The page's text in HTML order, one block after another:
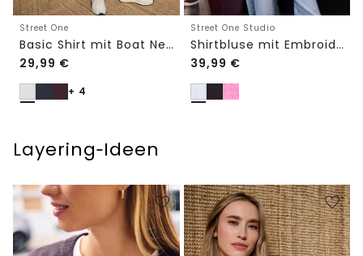
Street One
Basic Shirt mit Boat Neck und Elastikbund
29,99 €
+ 4
Street One Studio
Shirtbluse mit Embroidery-Front
39,99 €
Layering‑Ideen